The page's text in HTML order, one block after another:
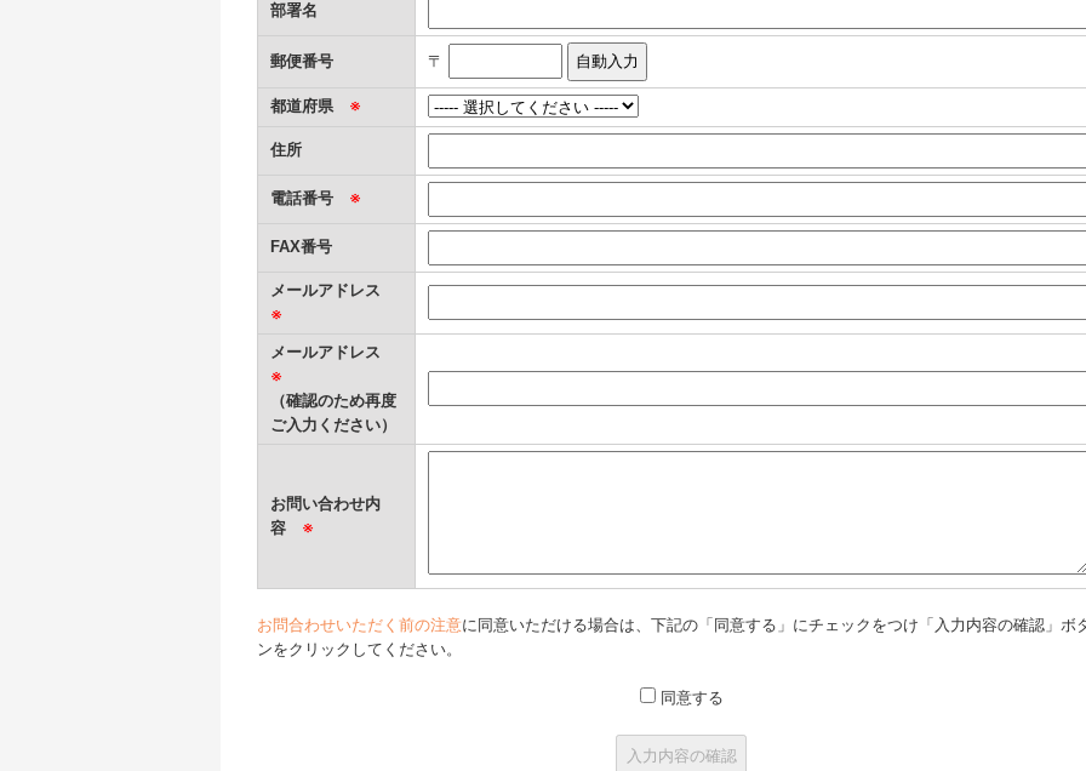
部署名
郵便番号 〒
都道府県 ※
住所
電話番号 ※
FAX番号
メールアドレス
※
メールアドレス
※
（確認のため再度
ご入力ください）
お問い合わせ内
容 ※
お問合わせいただく前の注意に同意いただける場合は、下記の「同意する」にチェックをつけ「入力内容の確認」ボ
ンをクリックしてください。
同意する